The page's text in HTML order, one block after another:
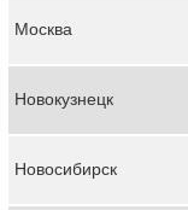
Москва
Новокузнецк
Новосибирск